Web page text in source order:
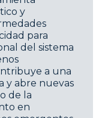
y
para
del sistema
a una
y abre nuevas
de la
en